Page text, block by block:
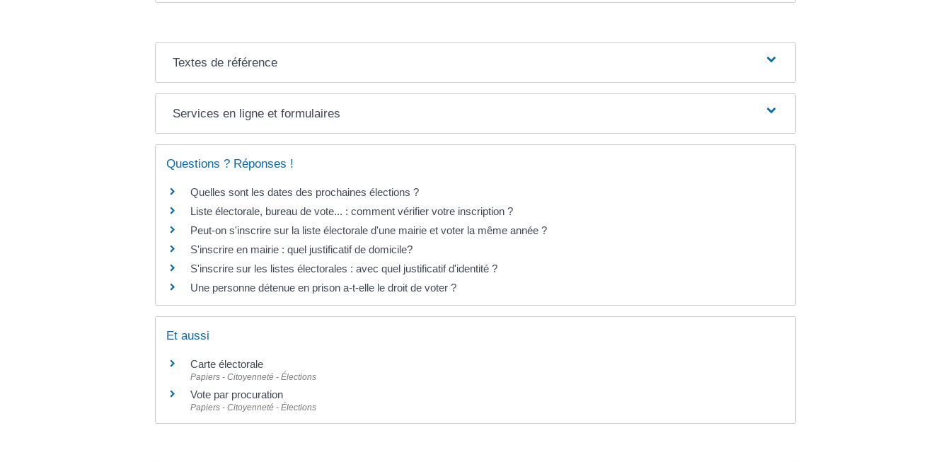
Textes de référence
Services en ligne et formulaires
Questions ? Réponses !
Quelles sont les dates des prochaines élections ?
Liste électorale, bureau de vote... : comment vérifier votre inscription ?
Peut-on s'inscrire sur la liste électorale d'une mairie et voter la même année ?
S'inscrire en mairie : quel justificatif de domicile?
S'inscrire sur les listes électorales : avec quel justificatif d'identité ?
Une personne détenue en prison a-t-elle le droit de voter ?
Et aussi
Carte électorale
Papiers - Citoyenneté - Élections
Vote par procuration
Papiers - Citoyenneté - Élections